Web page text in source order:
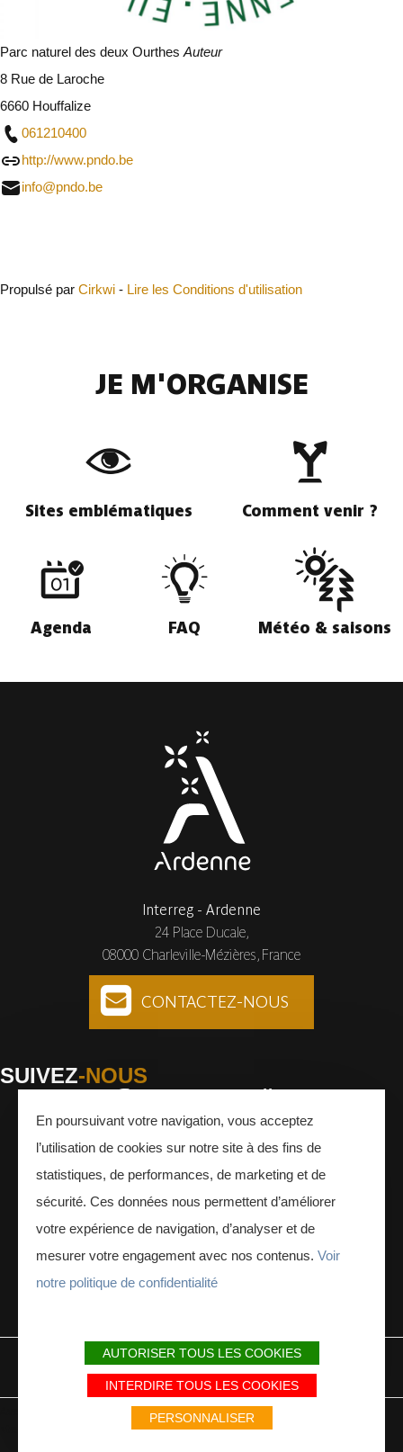
Parc naturel des deux Ourthes Auteur
8 Rue de Laroche
6660 Houffalize
061210400
http://www.pndo.be
info@pndo.be
Propulsé par Cirkwi - Lire les Conditions d'utilisation
JE M'ORGANISE
Sites emblématiques Comment venir ?
Agenda FAQ Météo & saisons
Interreg - Ardenne
24 Place Ducale,
08000 Charleville-Mézières, France
CONTACTEZ-NOUS
SUIVEZ-NOUS
Facebook Instagram Youtube
MENTIONS LÉGALES PLAN DU SITE PARTENAIRES
Avec le soutien du Fonds Européen de développement régional / Met
steun van het Europese Fonds voor Regionale Ontwikkeling
En poursuivant votre navigation, vous acceptez
l’utilisation de cookies sur notre site à des fins de
statistiques, de performances, de marketing et de
sécurité. Ces données nous permettent d’améliorer
votre expérience de navigation, d’analyser et de
mesurer votre engagement avec nos contenus. Voir
notre politique de confidentialité
AUTORISER TOUS LES COOKIES
INTERDIRE TOUS LES COOKIES
PERSONNALISER